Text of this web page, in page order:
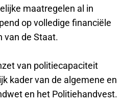
maatregelen al in
op volledige financiële
van de Staat.
van politiecapaciteit
kader van de algemene en
en het Politiehandvest.